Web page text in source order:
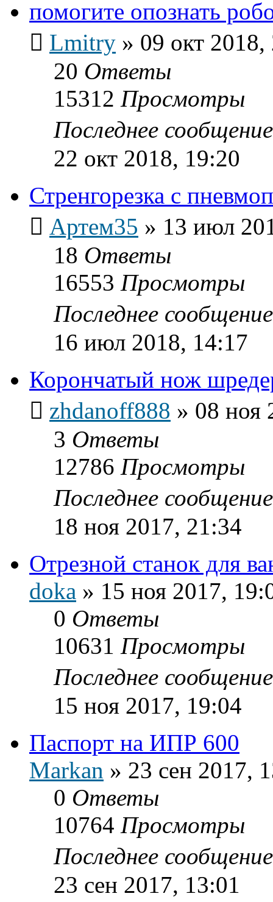
помогите опознать
Lmitry » 09 окт 2018,
20 Ответы
15312 Просмотры
Последнее
22 окт 2018, 19:20
Стренгорезка с
Артем35 » 13 июл
18 Ответы
16553 Просмотры
Последнее
16 июл 2018, 14:17
Корончатый нож
zhdanoff888 » 08 ноя
3 Ответы
12786 Просмотры
Последнее
18 ноя 2017, 21:34
Отрезной станок для
doka » 15 ноя 2017,
0 Ответы
10631 Просмотры
Последнее
15 ноя 2017, 19:04
Паспорт на ИПР 600
Markan » 23 сен 2017,
0 Ответы
10764 Просмотры
Последнее
23 сен 2017, 13:01